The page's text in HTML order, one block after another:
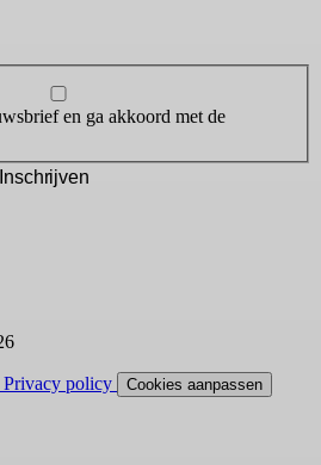
en ga akkoord met de
Inschrijven
Privacy policy Cookies aanpassen